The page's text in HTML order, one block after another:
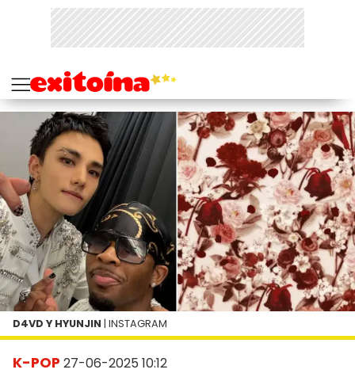
K-POP 27-06-2025 10:12
D4VD Y HYUNJIN | INSTAGRAM